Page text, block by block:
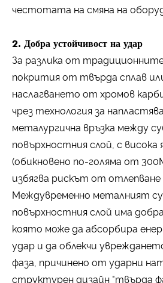
честотата на смяна на
2. Добра устойчивост на удар
За разлика от
покрития от твърда сплав
наслагването от хромов
чрез технология за
металургична връзка между
повърхностния слой, с висока
(обикновено по-голяма от
избягва рискът от
Междувременно металният
повърхностния слой има
която може да абсорбира
удар и да облекчи
фаза, причинено от ударни
структурен дизайн "твърда